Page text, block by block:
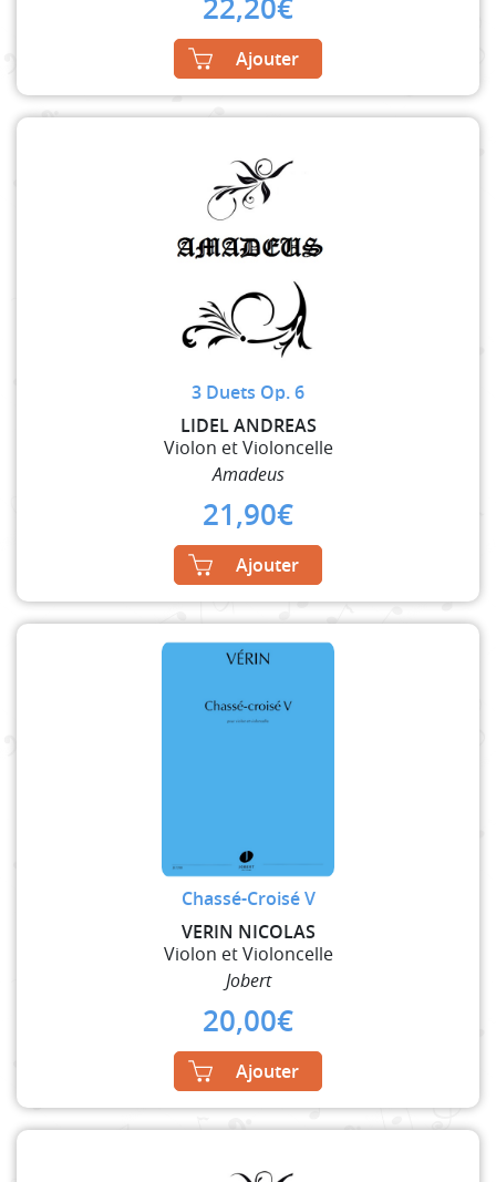
22,20€
Ajouter
3 Duets Op. 6
LIDEL ANDREAS
Violon et Violoncelle
Amadeus
21,90€
Ajouter
Chassé-Croisé V
VERIN NICOLAS
Violon et Violoncelle
Jobert
20,00€
Ajouter